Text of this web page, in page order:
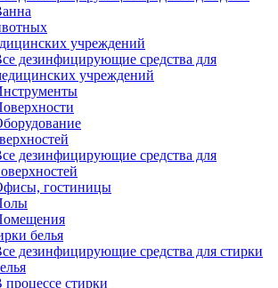
учреждений
дезинфицирующие средства для
учреждений
дезинфицирующие средства для
гостиницы
белья
дезинфицирующие средства для стирки
процессе стирки